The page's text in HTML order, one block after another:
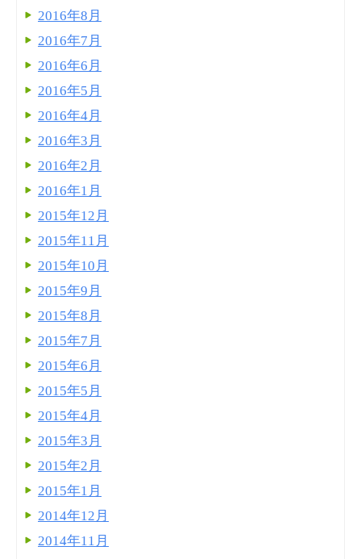
2016年8月
2016年7月
2016年6月
2016年5月
2016年4月
2016年3月
2016年2月
2016年1月
2015年12月
2015年11月
2015年10月
2015年9月
2015年8月
2015年7月
2015年6月
2015年5月
2015年4月
2015年3月
2015年2月
2015年1月
2014年12月
2014年11月